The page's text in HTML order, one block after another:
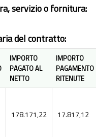
servizio o fornitura:
del contratto:
IMPORTO
PAGATO AL
NETTO
IMPORTO
PAGAMENTO
RITENUTE
178.171,22 17.817,12